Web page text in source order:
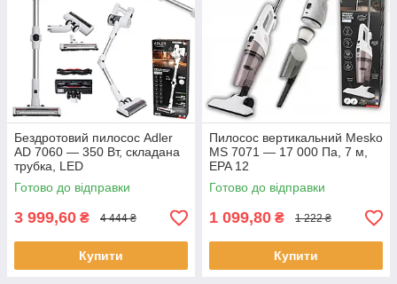
Бездротовий пилосос Adler
AD 7060 — 350 Вт, складана
трубка, LED
Готово до відправки
3 999,60 ₴ 4 444 ₴
Купити
Пилосос вертикальний Mesko
MS 7071 — 17 000 Па, 7 м,
EPA 12
Готово до відправки
1 099,80 ₴ 1 222 ₴
Купити